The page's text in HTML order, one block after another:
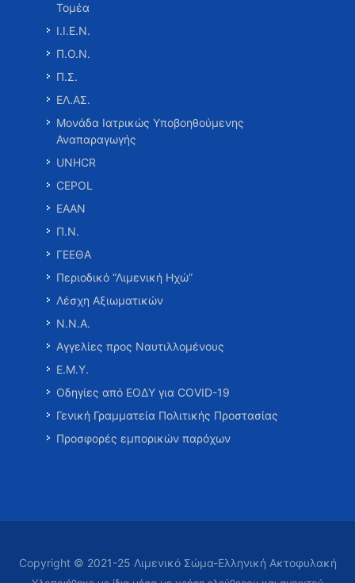
Τομέα
Ι.Ι.Ε.Ν.
Π.Ο.Ν.
Π.Σ.
ΕΛ.ΑΣ.
Μονάδα Ιατρικώς Υποβοηθούμενης
Αναπαραγωγής
UNHCR
CEPOL
ΕΑΑΝ
Π.Ν.
ΓΕΕΘΑ
Περιοδικό “Λιμενική Ηχώ”
Λέσχη Αξιωματικών
Ν.Ν.Α.
Αγγελίες προς Ναυτιλλομένους
Ε.Μ.Υ.
Οδηγίες από ΕΟΔΥ για COVID-19
Γενική Γραμματεία Πολιτικής Προστασίας
Προσφορές εμπορικών παρόχων
Copyright © 2021-25 Λιμενικό Σώμα-Ελληνική Ακτοφυλακή